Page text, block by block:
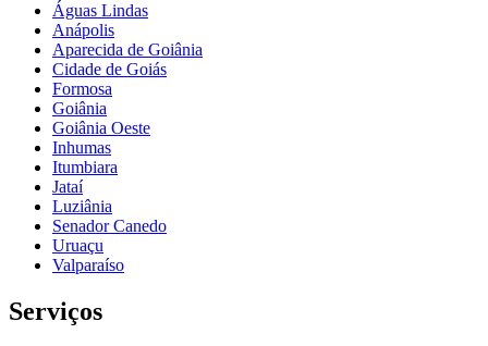
Águas Lindas
Anápolis
Aparecida de Goiânia
Cidade de Goiás
Formosa
Goiânia
Goiânia Oeste
Inhumas
Itumbiara
Jataí
Luziânia
Senador Canedo
Uruaçu
Valparaíso
Serviços